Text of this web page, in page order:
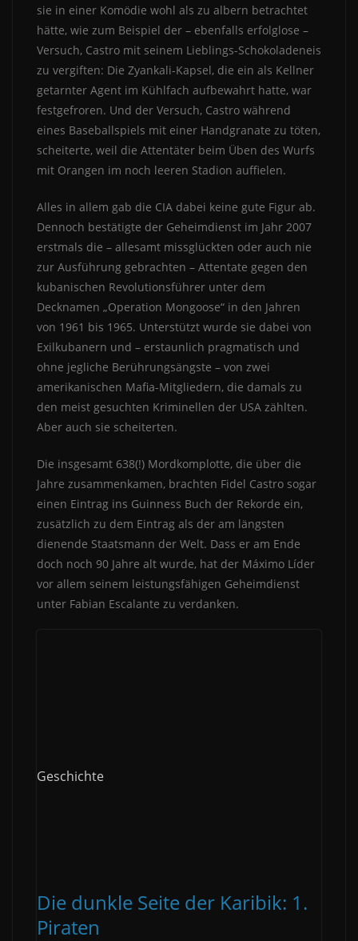
sie in einer Komödie wohl als zu albern betrachtet
hätte, wie zum Beispiel der – ebenfalls erfolglose –
Versuch, Castro mit seinem Lieblings-Schokoladeneis
zu vergiften: Die Zyankali-Kapsel, die ein als Kellner
getarnter Agent im Kühlfach aufbewahrt hatte, war
festgefroren. Und der Versuch, Castro während
eines Baseballspiels mit einer Handgranate zu töten,
scheiterte, weil die Attentäter beim Üben des Wurfs
mit Orangen im noch leeren Stadion auffielen.
Alles in allem gab die CIA dabei keine gute Figur ab.
Dennoch bestätigte der Geheimdienst im Jahr 2007
erstmals die – allesamt missglückten oder auch nie
zur Ausführung gebrachten – Attentate gegen den
kubanischen Revolutionsführer unter dem
Decknamen „Operation Mongoose“ in den Jahren
von 1961 bis 1965. Unterstützt wurde sie dabei von
Exilkubanern und – erstaunlich pragmatisch und
ohne jegliche Berührungsängste – von zwei
amerikanischen Mafia-Mitgliedern, die damals zu
den meist gesuchten Kriminellen der USA zählten.
Aber auch sie scheiterten.
Die insgesamt 638(!) Mordkomplotte, die über die
Jahre zusammenkamen, brachten Fidel Castro sogar
einen Eintrag ins Guinness Buch der Rekorde ein,
zusätzlich zu dem Eintrag als der am längsten
dienende Staatsmann der Welt. Dass er am Ende
doch noch 90 Jahre alt wurde, hat der Máximo Líder
vor allem seinem leistungsfähigen Geheimdienst
unter Fabian Escalante zu verdanken.
Geschichte
Die dunkle Seite der Karibik: 1.
Piraten